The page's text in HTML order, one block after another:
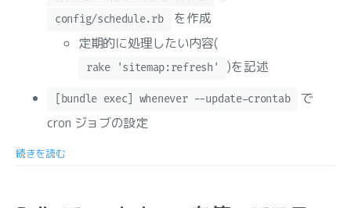
config/schedule.rb
を作成
定期的に処理したい内容(
rake 'sitemap:refresh' )を記述
[bundle exec] whenever --update-crontab
で
cron ジョブの設定
続きを読む